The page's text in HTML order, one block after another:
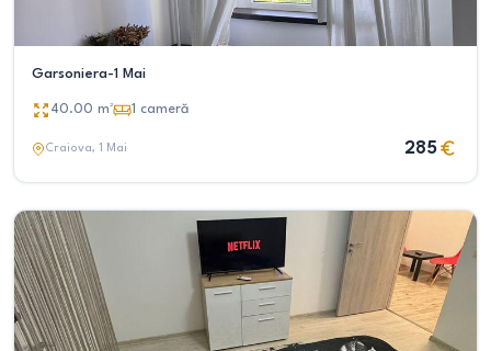
Garsoniera-1 Mai
40.00 m² 1 cameră
Craiova, 1 Mai 285